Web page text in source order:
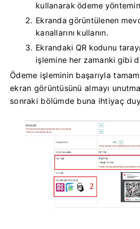
kullanarak ödeme
Ekranda görüntülenen
kanallarını kullanın.
Ekrandaki QR kodunu
işlemine her zamanki gibi
Ödeme işleminin başarıyla
ekran görüntüsünü almayı
sonraki bölümde buna ihtiyaç